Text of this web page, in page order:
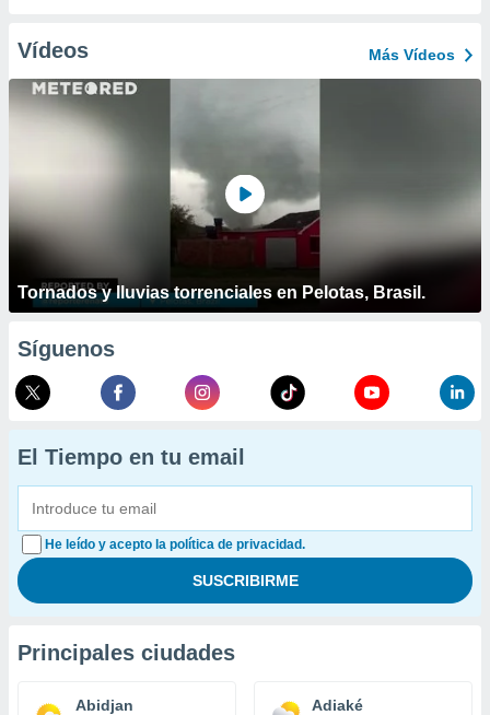
Vídeos Más Vídeos
Tornados y lluvias torrenciales en Pelotas, Brasil.
Síguenos
El Tiempo en tu email
He leído y acepto la política de privacidad.
Principales ciudades
Abidjan Adiaké